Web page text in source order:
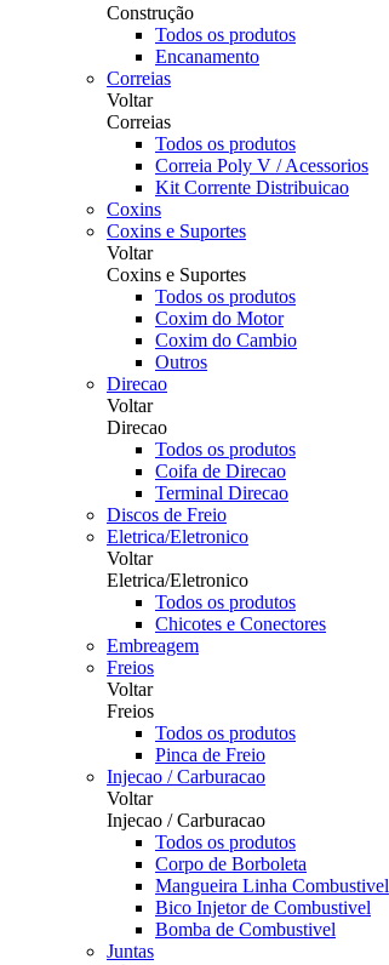
Construção
Todos os produtos
Encanamento
Correias
Voltar
Correias
Todos os produtos
Correia Poly V / Acessorios
Kit Corrente Distribuicao
Coxins
Coxins e Suportes
Voltar
Coxins e Suportes
Todos os produtos
Coxim do Motor
Coxim do Cambio
Outros
Direcao
Voltar
Direcao
Todos os produtos
Coifa de Direcao
Terminal Direcao
Discos de Freio
Eletrica/Eletronico
Voltar
Eletrica/Eletronico
Todos os produtos
Chicotes e Conectores
Embreagem
Freios
Voltar
Freios
Todos os produtos
Pinca de Freio
Injecao / Carburacao
Voltar
Injecao / Carburacao
Todos os produtos
Corpo de Borboleta
Mangueira Linha Combustivel
Bico Injetor de Combustivel
Bomba de Combustivel
Juntas